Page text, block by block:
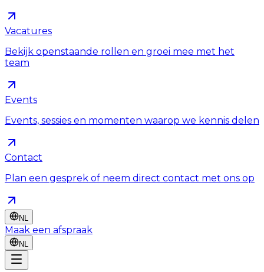
Vacatures
Bekijk openstaande rollen en groei mee met het
team
Events
Events, sessies en momenten waarop we kennis delen
Contact
Plan een gesprek of neem direct contact met ons op
NL
Maak een afspraak
NL